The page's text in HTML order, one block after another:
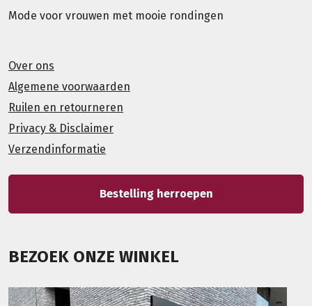
Mode voor vrouwen met mooie rondingen
Over ons
Algemene voorwaarden
Ruilen en retourneren
Privacy & Disclaimer
Verzendinformatie
Bestelling herroepen
BEZOEK ONZE WINKEL